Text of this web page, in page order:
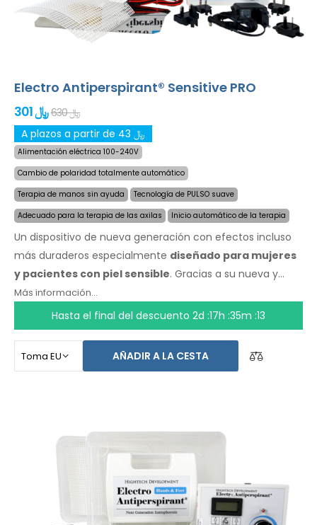
Electro Antiperspirant® Sensitive PRO
301 ﷼
630 ﷼
A plazos a partir de 43 ﷼
Alimentación eléctrica 100-240V
Cambio de polaridad totalmente automático
Terapia de manos sin ayuda
Tecnología de PULSO suave
Adecuado para la terapia de las axilas
Inicio automático de la terapia
Un dispositivo de nueva generación con efectos incluso
más duraderos especialmente diseñado para mujeres
y pacientes con piel sensible. Gracias a su nueva y
revolucionaria tecnogología, puede detener la sudoración
de forma rápida y por un largo tiempo. Especialmente
diseñado para el tratamiento de los pies, axilas, y ambas
manos sin ayuda de otras personas (todo incluido en el
Más información...
Hasta el final del descuento 2d :17h :35m :13
AÑADIR A LA CESTA